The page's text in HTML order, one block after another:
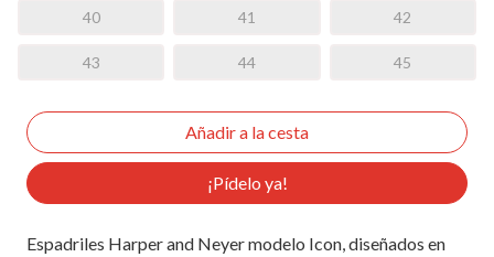
40 41 42
43 44 45
¡Pídelo ya!
Espadriles Harper and Neyer modelo Icon, diseñados en